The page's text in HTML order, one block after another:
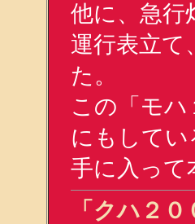
他に、急行
運行表立て
た。
この「モハ
にもして
手に入って
「クハ２